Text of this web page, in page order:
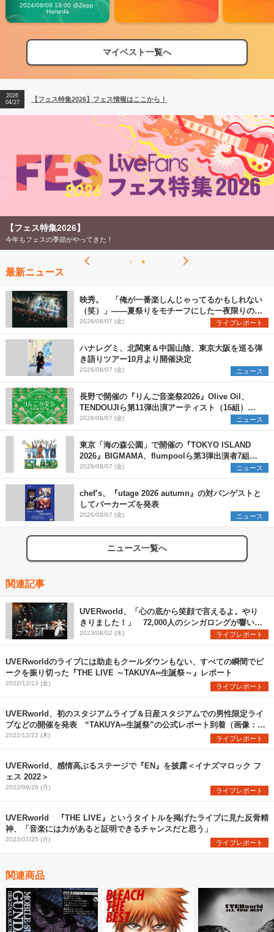
Vibes
2024/08/09 19:00 @Zepp
Haneda
マイベスト一覧へ
【フェス特集2026】フェス情報はここから！
【ライブ動員ランキング】2026年上半期編発表！
2026
04/27
【フェス特集2026】フェス情報はここから！
2026
【ライブ動員ランキング】2026年上半期編発表！
【フェス特集2026】
今年もフェスの季節がやってきた！
最新ニュース
映秀。 「俺が一番楽しんじゃってるかもしれない
（笑）」――夏祭りをモチーフにした一夜限りのス
ペシャルライブ『色祭』レポート
2026/08/07 (金) ライブレポート
ハナレグミ、北関東＆中国山陰、東京大阪を巡る弾
き語りツアー10月より開催決定
2026/08/07 (金) ニュース
長野で開催の『りんご音楽祭2026』Olive Oil、
TENDOUJIら第11弾出演アーティスト（16組）を
発表
2026/08/07 (金) ニュース
東京「海の森公園」で開催の『TOKYO ISLAND
2026』BIGMAMA、flumpoolら第3弾出演者7組を
発表 ワークショップ・アート出展者を募集
2026/08/07 (金) ニュース
chef’s、『utage 2026 autumn』の対バンゲストと
してパーカーズを発表
2026/08/07 (金) ニュース
ニュース一覧へ
関連記事
UVERworld、「心の底から笑顔で言えるよ。やり
きりました！」 72,000人のシンガロングが響いた
日産スタジアム初日公演をレポート
2023/08/02 (水) ライブレポート
UVERworldのライブには助走もクールダウンもない、すべての瞬間でピ
ークを振り切った『THE LIVE ～TAKUYA∞生誕祭～』レポート
2022/12/23 (金) ライブレポート
UVERworld、初のスタジアムライブ＆日産スタジアムでの男性限定ライ
ブなどの開催を発表 “TAKUYA∞生誕祭”の公式レポート到着（画像：全
13枚）
2022/12/22 (木) ライブレポート
UVERworld、感情高ぶるステージで『EN』を披露＜イナズマロック フ
ェス 2022＞
2022/09/26 (月) ライブレポート
UVERworld 『THE LIVE』というタイトルを掲げたライブに見た反骨精
神、「音楽には力があると証明できるチャンスだと思う」
2022/07/25 (月) ライブレポート
関連商品